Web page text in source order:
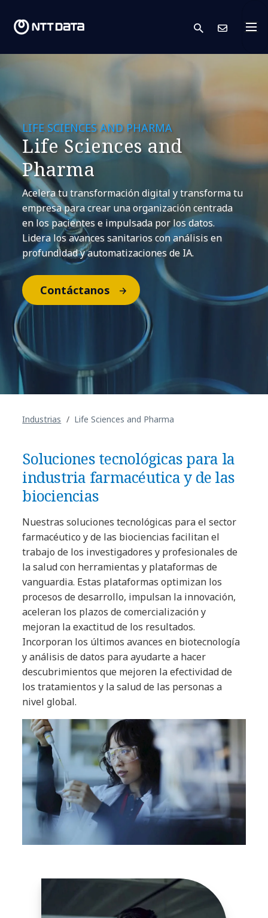
search
LIFE SCIENCES AND PHARMA
Life Sciences and
Pharma
Acelera tu transformación digital y transforma tu
empresa para crear una organización centrada
en los pacientes e impulsada por los datos.
Lidera los avances sanitarios con análisis en
profundidad y automatizaciones de IA.
Contáctanos
Industrias Life Sciences and Pharma
Soluciones tecnológicas para la
industria farmacéutica y de las
biociencias
Nuestras soluciones tecnológicas para el sector
farmacéutico y de las biociencias facilitan el
trabajo de los investigadores y profesionales de
la salud con herramientas y plataformas de
vanguardia. Estas plataformas optimizan los
procesos de desarrollo, impulsan la innovación,
aceleran los plazos de comercialización y
mejoran la exactitud de los resultados.
Incorporan los últimos avances en biotecnología
y análisis de datos para ayudarte a hacer
descubrimientos que mejoren la efectividad de
los tratamientos y la salud de las personas a
nivel global.